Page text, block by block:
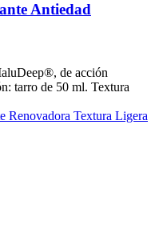
Antiedad
de acción
tarro de 50 ml. Textura